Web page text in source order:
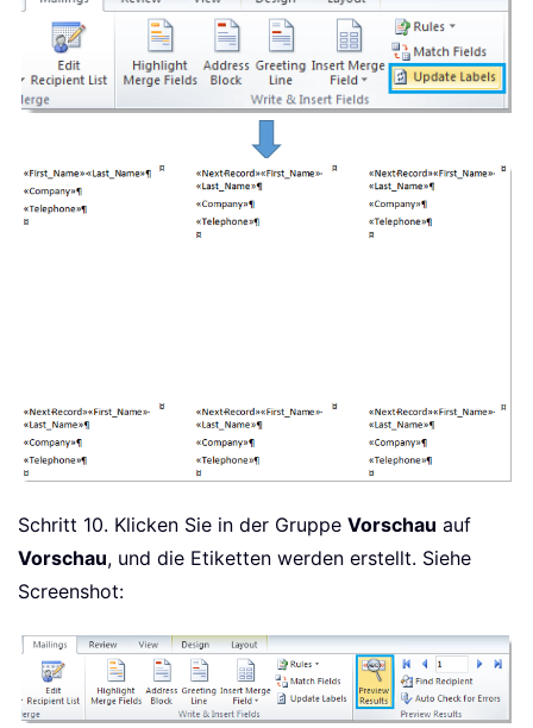
Schritt 10. Klicken Sie in der Gruppe Vorschau auf
Vorschau, und die Etiketten werden erstellt. Siehe
Screenshot: